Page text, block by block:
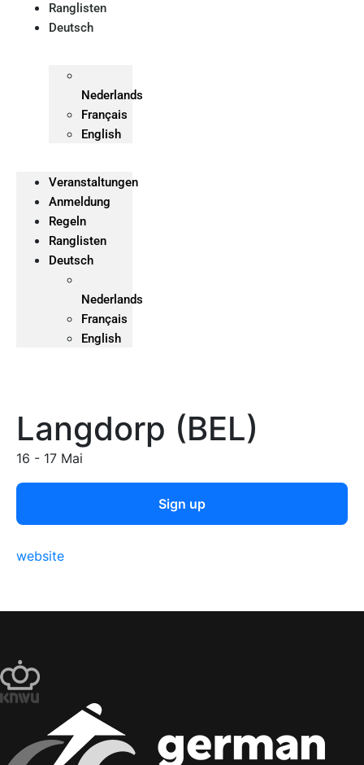
Ranglisten
Deutsch
Nederlands
Français
English
Veranstaltungen
Anmeldung
Regeln
Ranglisten
Deutsch
Nederlands
Français
English
Langdorp (BEL)
16 - 17 Mai
Sign up
website